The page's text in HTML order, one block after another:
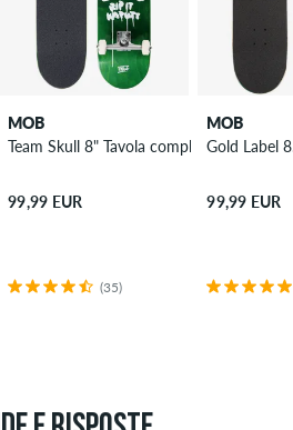
MOB
Team Skull 8" Tavola completa
99,99 EUR
(35)
MOB
Gold Label
99,99 EUR